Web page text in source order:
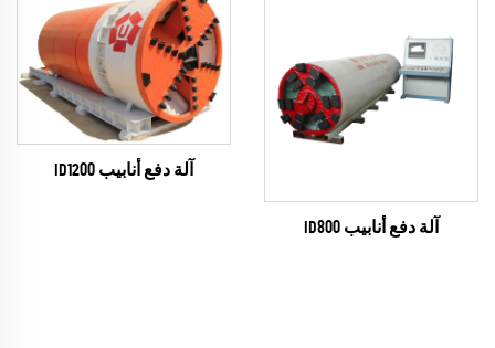
آلة دفع أنابيب ID800
آلة دفع أنابيب ID1200